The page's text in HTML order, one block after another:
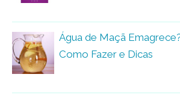
Água de Maçã
Como Fazer e Dicas